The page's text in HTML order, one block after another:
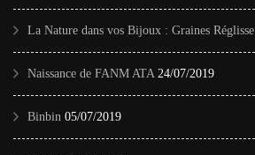
La Nature dans vos Bijoux : Graines Réglisse
Naissance de FANM ATA 24/07/2019
Binbin 05/07/2019